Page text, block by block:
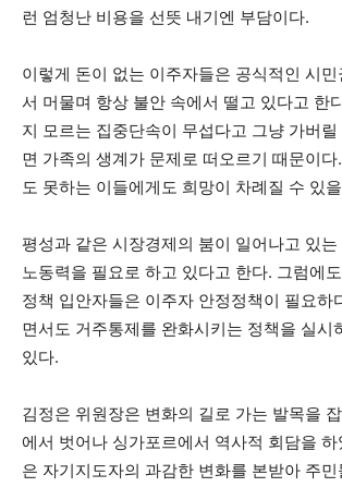
런 엄청난 비용을 선뜻 내기엔 부담이다.
이렇게 돈이 없는 이주자들은 공식적인 시
서 머물며 항상 불안 속에서 떨고 있다고 한
지 모르는 집중단속이 무섭다고 그냥 가버릴
면 가족의 생계가 문제로 떠오르기 때문이
도 못하는 이들에게도 희망이 차례질 수 있
평성과 같은 시장경제의 붐이 일어나고 있
노동력을 필요로 하고 있다고 한다. 그럼에
정책 입안자들은 이주자 안정정책이 필요하
면서도 거주통제를 완화시키는 정책을 실시
있다.
김정은 위원장은 변화의 길로 가는 발목을
에서 벗어나 싱가포르에서 역사적 회담을
은 자기지도자의 과감한 변화를 본받아 주